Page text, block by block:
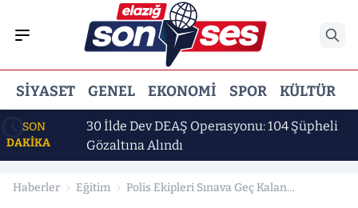
SIYASET GENEL EKONOMI SPOR KÜLTÜR
SON
DAKİKA
30 İlde Dev DEAŞ Operasyonu: 104 Şüpheli
Gözaltına Alındı
Haberler Eğitim
Polis Ekipleri Sınava Geç Kalan